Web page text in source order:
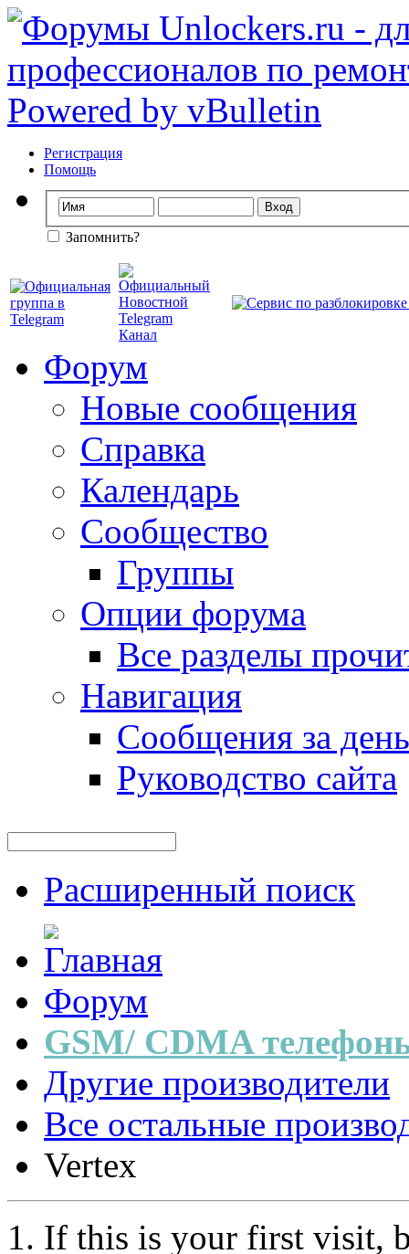
Регистрация
Помощь
Запомнить?
Форум
Новые сообщения
Справка
Календарь
Сообщество
Группы
Опции форума
Все разделы
Навигация
Сообщения за день
Руководство сайта
Расширенный поиск
Форум
GSM/ CDMA
Другие производители
Все остальные
Vertex
If this is your first visit,